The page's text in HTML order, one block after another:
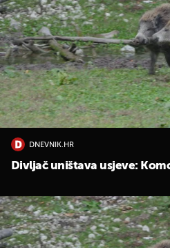
DNEVNIK.HR
Divljač uništava usjeve: